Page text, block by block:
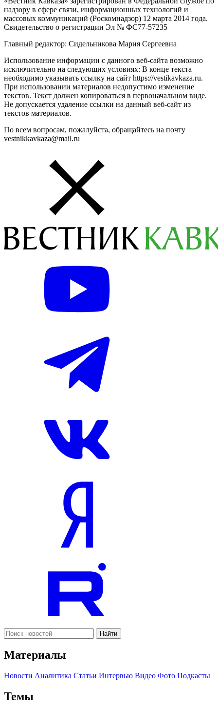
надзору в сфере связи, информационных технологий и
массовых коммуникаций (Роскомнадзор) 12 марта 2014 года.
Свидетельство о регистрации Эл № ФС77-57235
Главный редактор: Сидельникова Мария Сергеевна
Использование информации с данного веб-сайта возможно
исключительно на следующих условиях: В конце текста
необходимо указывать ссылку на сайт https://vestikavkaza.ru.
При использовании материалов недопустимо изменение
текстов. Текст должен копироваться в первоначальном виде.
Не допускается удаление ссылки на данный веб-сайт из
текстов материалов.
По всем вопросам, пожалуйста, обращайтесь на почту
vestnikkavkaza@mail.ru
Найти
Материалы
Новости Аналитика Статьи Интервью Видео Фото Подкасты
Темы